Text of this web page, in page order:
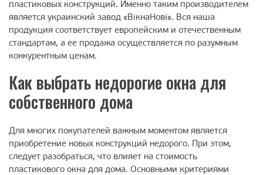
пластиковых конструкций. Именно таким производителем
является украинский завод «ВiкнаНовi». Вся наша
продукция соответствует европейским и отечественным
стандартам, а ее продажа осуществляется по разумным
конкурентным ценам.
Как выбрать недорогие окна для
собственного дома
Для многих покупателей важным моментом является
приобретение новых конструкций недорого. При этом,
следует разобраться, что влияет на стоимость
пластикового окна для дома. Основными критериями